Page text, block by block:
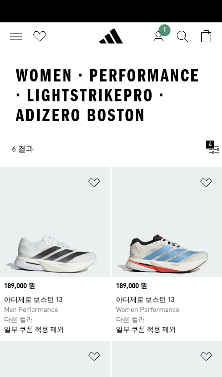
1
WOMEN · PERFORMANCE
· LIGHTSTRIKEPRO ·
ADIZERO BOSTON
6 결과
4
Price
189,000 원
아디제로 보스턴 13
Men Performance
다른 컬러
일부 쿠폰 적용 제외
Price
189,000 원
아디제로 보스턴 13
Women Performance
다른 컬러
일부 쿠폰 적용 제외